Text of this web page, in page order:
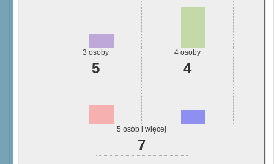
3 osoby
5
4 osoby
4
5 osób i więcej
7